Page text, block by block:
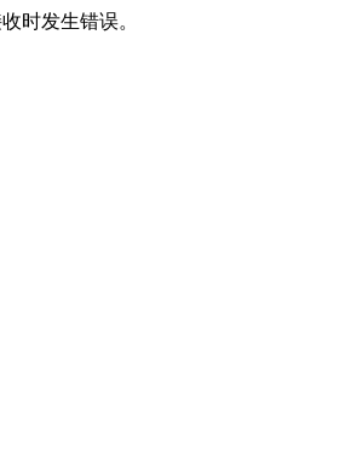
时发生错误。